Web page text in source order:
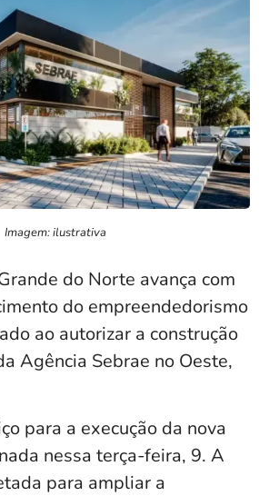
Imagem: ilustrativa
do Norte avança com
do empreendedorismo
ao autorizar a construção
Agência Sebrae no Oeste,
para a execução da nova
nessa terça-feira, 9. A
para ampliar a